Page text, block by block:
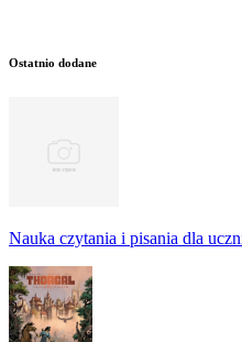
Ostatnio dodane
Nauka czytania i pisania dla